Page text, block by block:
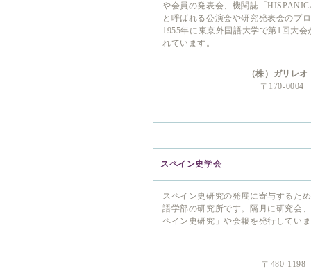
や会員の発表会、機関誌「
と呼ばれる公演会や研究発表会のプ
1955年に東京外国語大学で第1回大
れています。
（株）ガリレ
〒170-0004
スペイン史学会
スペイン史研究の発展に寄与するた
語学部の研究所です。隔月に研究会
ペイン史研究」や会報を発行してい
〒480-